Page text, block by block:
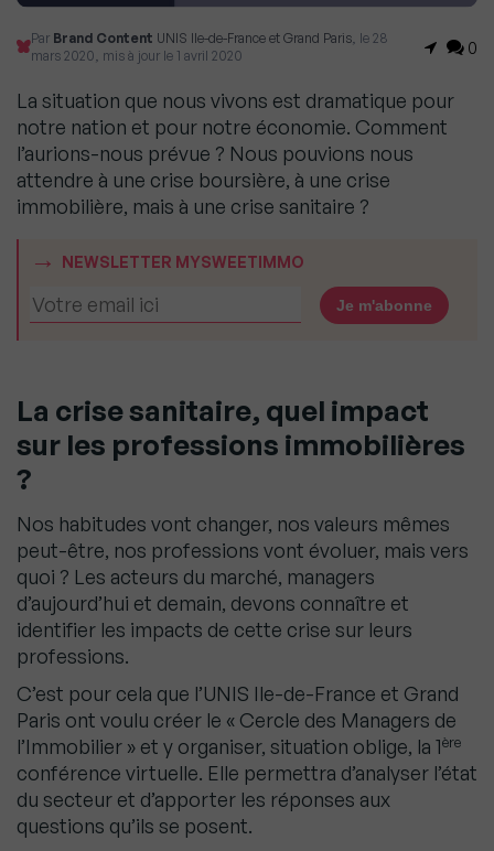
Par Brand Content UNIS Ile-de-France et Grand Paris, le 28
mars 2020, mis à jour le 1 avril 2020
0
La situation que nous vivons est dramatique pour
notre nation et pour notre économie. Comment
l’aurions-nous prévue ? Nous pouvions nous
attendre à une crise boursière, à une crise
immobilière, mais à une crise sanitaire ?
NEWSLETTER MYSWEETIMMO
La crise sanitaire, quel impact
sur les professions immobilières
?
Nos habitudes vont changer, nos valeurs mêmes
peut-être, nos professions vont évoluer, mais vers
quoi ? Les acteurs du marché, managers
d’aujourd’hui et demain, devons connaître et
identifier les impacts de cette crise sur leurs
professions.
C’est pour cela que l’UNIS Ile-de-France et Grand
Paris ont voulu créer le « Cercle des Managers de
l’Immobilier » et y organiser, situation oblige, la 1ère
conférence virtuelle. Elle permettra d’analyser l’état
du secteur et d’apporter les réponses aux
questions qu’ils se posent.